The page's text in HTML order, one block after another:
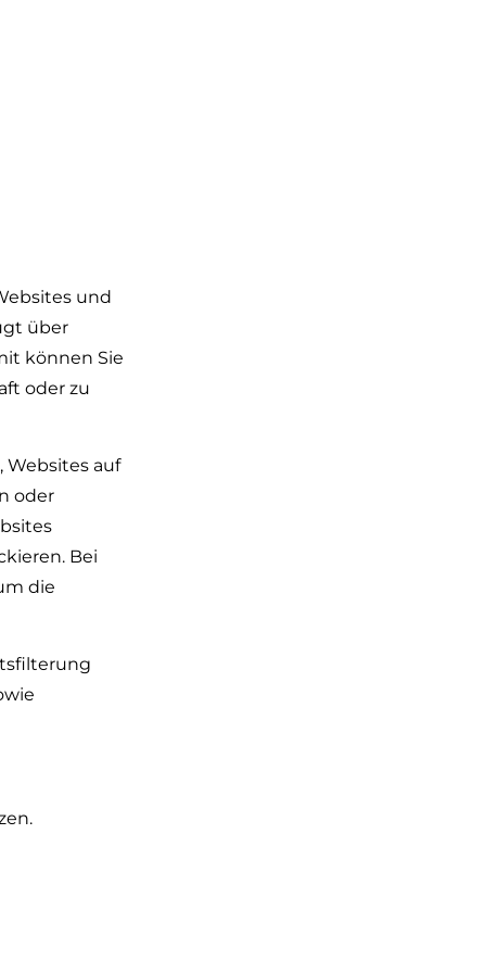
und
über
können Sie
oder zu
Websites auf
oder
Bei
die